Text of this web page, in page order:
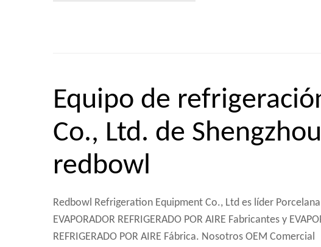
Equipo de
Co., Ltd. de Shengzhou
redbowl
Redbowl Refrigeration Equipment Co., Ltd es líder Porcelana
EVAPORADOR REFRIGERADO POR AIRE Fabricantes y
REFRIGERADO POR AIRE Fábrica. Nosotros OEM Comercial